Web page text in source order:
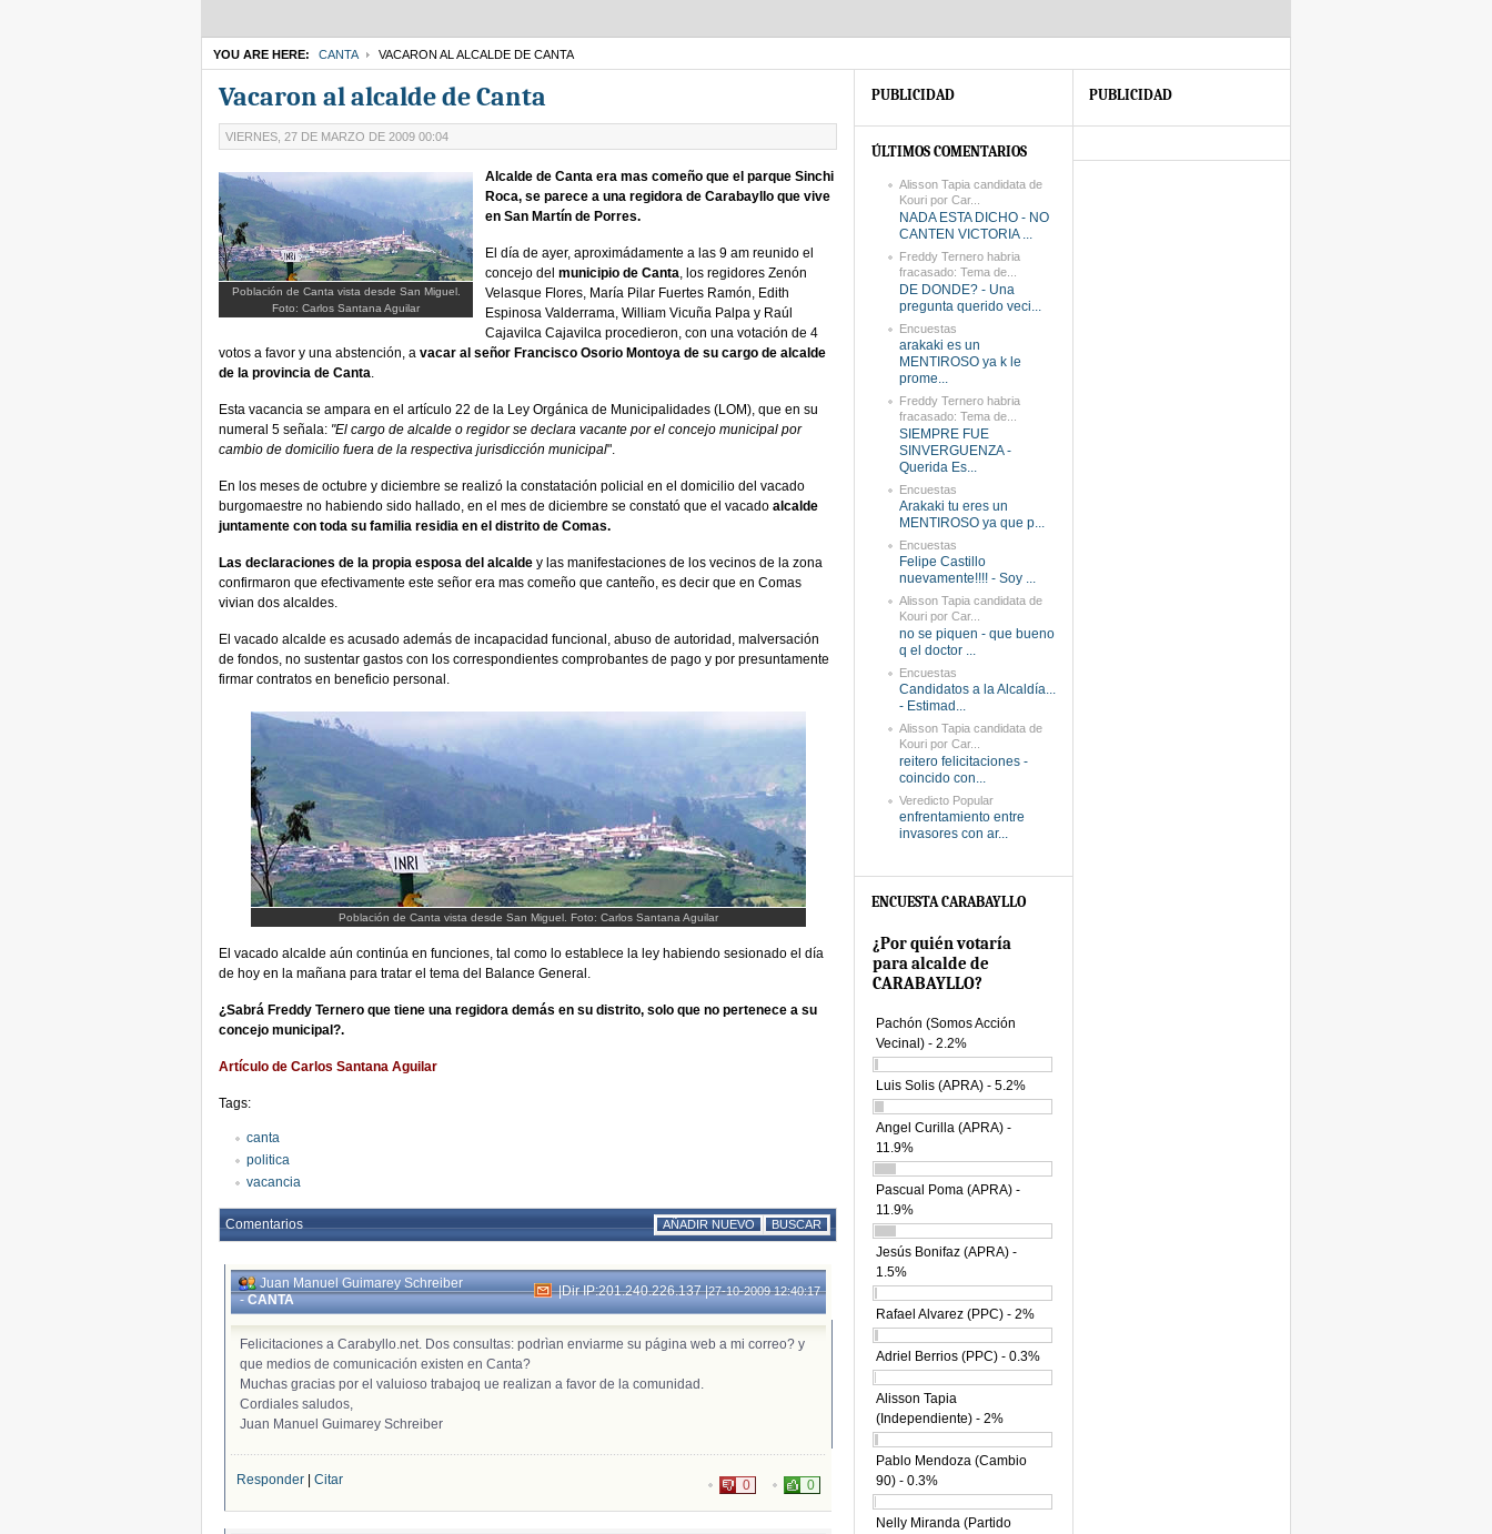
YOU ARE HERE: CANTA VACARON AL ALCALDE DE CANTA
Vacaron al alcalde de Canta
VIERNES, 27 DE MARZO DE 2009 00:04
Población de Canta vista desde San Miguel.
Foto: Carlos Santana Aguilar
Alcalde de Canta era mas comeño que el parque Sinchi
Roca, se parece a una regidora de Carabayllo que vive
en San Martín de Porres.
El día de ayer, aproximádamente a las 9 am reunido el
concejo delmunicipio de Canta, los regidores Zenón
Velasque Flores, María Pilar Fuertes Ramón, Edith
Espinosa Valderrama, William Vicuña Palpa y Raúl
Cajavilca Cajavilca procedieron, con una votación de 4
votos a favor y una abstención, a vacar al señor Francisco Osorio Montoya de su cargo de alcalde
de la provincia de Canta.
Esta vacancia se ampara en el artículo 22 de la Ley Orgánica de Municipalidades (LOM), que en su
numeral 5 señala: "El cargo de alcalde o regidor se declara vacante por el concejo municipal por
cambio de domicilio fuera de la respectiva jurisdicción municipal".
En los meses de octubre y diciembre se realizó la constatación policial en el domicilio del vacado
burgomaestre no habiendo sido hallado, en el mes de diciembre se constató que el vacado alcalde
juntamente con toda su familia residia en el distrito de Comas.
Las declaraciones de la propia esposa del alcalde y las manifestaciones de los vecinos de la zona
confirmaron que efectivamente este señor era mas comeño que canteño, es decir que en Comas
vivian dos alcaldes.
El vacado alcalde es acusado además de incapacidad funcional, abuso de autoridad, malversación
de fondos, no sustentar gastos con los correspondientes comprobantes de pago y por presuntamente
firmar contratos en beneficio personal.
Población de Canta vista desde San Miguel. Foto: Carlos Santana Aguilar
El vacado alcalde aún continúa en funciones, tal como lo establece la ley habiendo sesionado el día
de hoy en la mañana para tratar el tema del Balance General.
¿Sabrá Freddy Ternero que tiene una regidora demás en su distrito, solo que no pertenece a su
concejo municipal?.
Artículo de Carlos Santana Aguilar
Tags:
canta
politica
vacancia
Comentarios AÑADIR NUEVO BUSCAR
Juan Manuel Guimarey Schreiber
- CANTA
|Dir IP:201.240.226.137|27-10-2009 12:40:17
Felicitaciones a Carabyllo.net. Dos consultas: podrìan enviarme su página web a mi correo? y
que medios de comunicación existen en Canta?
Muchas gracias por el valuioso trabajoq ue realizan a favor de la comunidad.
Cordiales saludos,
Juan Manuel Guimarey Schreiber
Responder Citar 0
0
PUBLICIDAD
ÚLTIMOS COMENTARIOS
Alisson Tapia candidata de
Kouri por Car...
NADA ESTA DICHO - NO
CANTEN VICTORIA ...
Freddy Ternero habria
fracasado: Tema de...
DE DONDE? - Una
pregunta querido veci...
Encuestas
arakaki es un
MENTIROSO ya k le
prome...
Freddy Ternero habria
fracasado: Tema de...
SIEMPRE FUE
SINVERGUENZA -
Querida Es...
Encuestas
Arakaki tu eres un
MENTIROSO ya que p...
Encuestas
Felipe Castillo
nuevamente!!!! - Soy ...
Alisson Tapia candidata de
Kouri por Car...
no se piquen - que bueno
q el doctor ...
Encuestas
Candidatos a la Alcaldía...
- Estimad...
Alisson Tapia candidata de
Kouri por Car...
reitero felicitaciones -
coincido con...
Veredicto Popular
enfrentamiento entre
invasores con ar...
ENCUESTA CARABAYLLO
¿Por quién votaría
para alcalde de
CARABAYLLO?
Pachón (Somos Acción
Vecinal) - 2.2%
Luis Solis (APRA) - 5.2%
Angel Curilla (APRA) -
11.9%
Pascual Poma (APRA) -
11.9%
Jesús Bonifaz (APRA) -
1.5%
Rafael Alvarez (PPC) - 2%
Adriel Berrios (PPC) - 0.3%
Alisson Tapia
(Independiente) - 2%
Pablo Mendoza (Cambio
90) - 0.3%
Nelly Miranda (Partido
PUBLICIDAD